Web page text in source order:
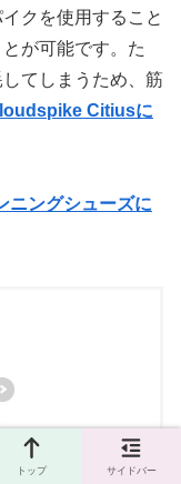
クを使用すること
が可能です。た
てしまうため、筋
Citiusに
ニングシューズに
2 クラウ
トップ サイドバー